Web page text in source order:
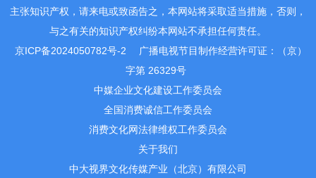
主张知识产权，请来电或致函告之，本网站将采取适当措施，否则，
与之有关的知识产权纠纷本网站不承担任何责任。
京ICP备2024050782号-2
广播电视节目制作经营许可证：（京）
字第 26329号
中媒企业文化建设工作委员会
全国消费诚信工作委员会
消费文化网法律维权工作委员会
关于我们
中大视界文化传媒产业（北京）有限公司